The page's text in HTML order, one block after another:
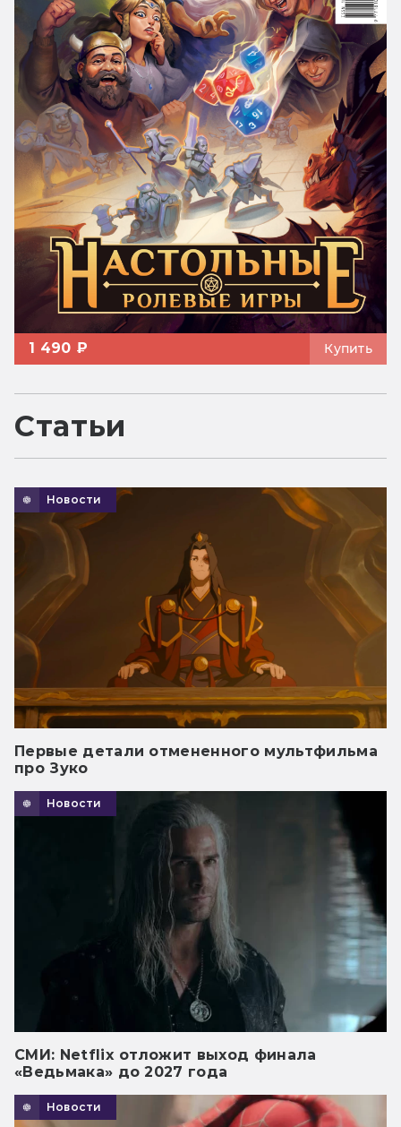
1 490 ₽ Купить
Статьи
Новости
Первые детали отмененного мультфильма
про Зуко
Новости
СМИ: Netflix отложит выход финала
«Ведьмака» до 2027 года
Новости